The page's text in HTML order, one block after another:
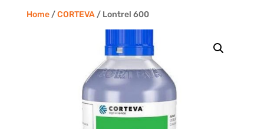
Home/CORTEVA/ Lontrel 600